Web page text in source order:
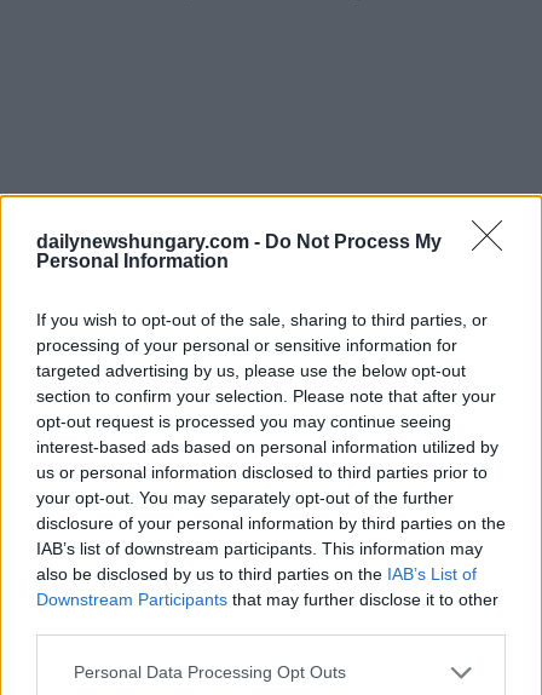
dailynewshungary.com - Do Not Process My
Personal Information
If you wish to opt-out of the sale, sharing to third parties, or
processing of your personal or sensitive information for
targeted advertising by us, please use the below opt-out
section to confirm your selection. Please note that after your
opt-out request is processed you may continue seeing
interest-based ads based on personal information utilized by
us or personal information disclosed to third parties prior to
your opt-out. You may separately opt-out of the further
disclosure of your personal information by third parties on the
IAB’s list of downstream participants. This information may
also be disclosed by us to third parties on the IAB’s List of
Downstream Participants that may further disclose it to other
Please note that this website/app uses one or more Google
Personal Data Processing Opt Outs
Länder über wirtschaftliche Angelegenheiten verhandeln, die